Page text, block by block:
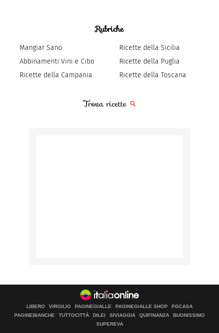
Rubriche
Mangiar Sano
Abbinamenti Vini e Cibo
Ricette della Campania
Ricette della Sicilia
Ricette della Puglia
Ricette della Toscana
Trova ricette
LIBERO VIRGILIO PAGINEGIALLE PAGINEGIALLE SHOP
PGCASA
PAGINEBIANCHE
TUTTOCITTÀ DILEI SIVIAGGIA QUIFINANZA
BUONISSIMO
SUPEREVA